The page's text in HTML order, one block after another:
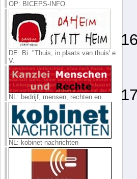
OP: BICEPS-INFO
DE: Bi. "Thuis, in plaats van thuis' e.
V.
NL: bedrijf, mensen, rechten en
NL: kobinet-nachrichten